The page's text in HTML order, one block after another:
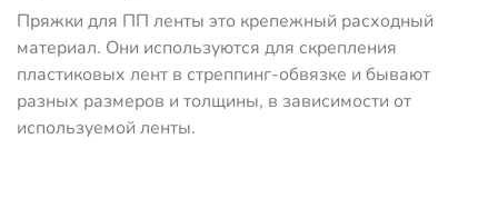
Пряжки для ПП ленты это крепежный расходный
материал. Они используются для скрепления
пластиковых лент в стреппинг-обвязке и бывают
разных размеров и толщины, в зависимости от
используемой ленты.